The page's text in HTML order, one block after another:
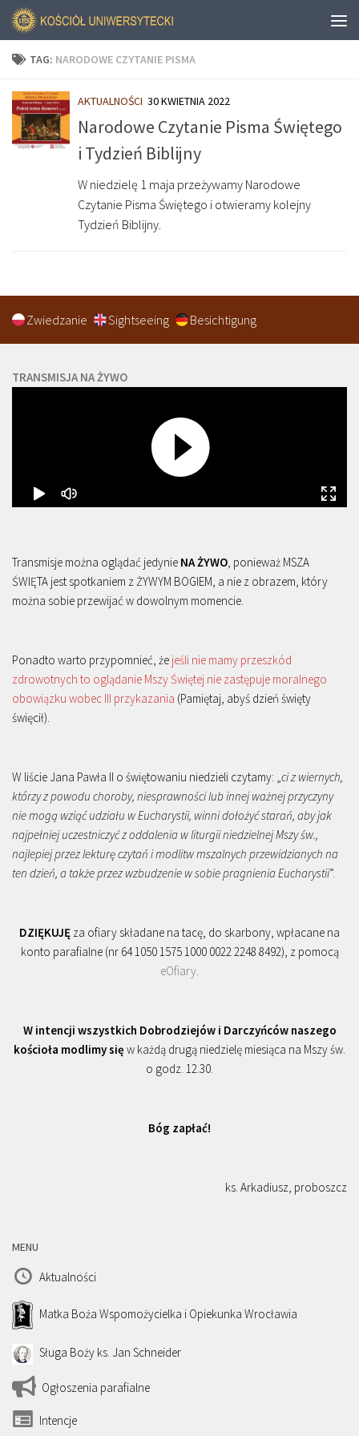
TAG: NARODOWE CZYTANIE PISMA
AKTUALNOŚCI 30 KWIETNIA 2022
Narodowe Czytanie Pisma Świętego
i Tydzień Biblijny
W niedzielę 1 maja przeżywamy Narodowe
Czytanie Pisma Świętego i otwieramy kolejny
Tydzień Biblijny.
Zwiedzanie Sightseeing Besichtigung
TRANSMISJA NA ŻYWO
Transmisje można oglądać jedynie NA ŻYWO, ponieważ MSZA
ŚWIĘTA jest spotkaniem z ŻYWYM BOGIEM, a nie z obrazem, który
można sobie przewijać w dowolnym momencie.
Ponadto warto przypomnieć, że jeśli nie mamy przeszkód
zdrowotnych to oglądanie Mszy Świętej nie zastępuje moralnego
obowiązku wobec III przykazania (Pamiętaj, abyś dzień święty
święcił).
W liście Jana Pawła II o świętowaniu niedzieli czytamy: „ci z wiernych,
którzy z powodu choroby, niesprawności lub innej ważnej przyczyny
nie mogą wziąć udziału w Eucharystii, winni dołożyć starań, aby jak
najpełniej uczestniczyć z oddalenia w liturgii niedzielnej Mszy św.,
najlepiej przez lekturę czytań i modlitw mszalnych przewidzianych na
ten dzień, a także przez wzbudzenie w sobie pragnienia Eucharystii”.
DZIĘKUJĘ za ofiary składane na tacę, do skarbony, wpłacane na
konto parafialne (nr 64 1050 1575 1000 0022 2248 8492), z pomocą
eOfiary.
W intencji wszystkich Dobrodziejów i Darczyńców naszego
kościoła modlimy się w każdą drugą niedzielę miesiąca na Mszy św.
o godz. 12.30.
Bóg zapłać!
ks. Arkadiusz, proboszcz
MENU
Aktualności
Matka Boża Wspomożycielka i Opiekunka Wrocławia
Sługa Boży ks. Jan Schneider
Ogłoszenia parafialne
Intencje